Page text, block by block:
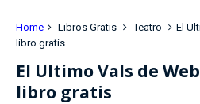
Home Libros Gratis Teatro
El
libro gratis
El Ultimo Vals de
libro gratis